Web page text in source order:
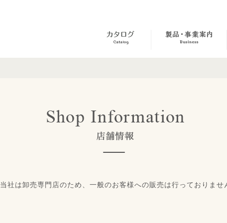
当社は卸売専門店のため、一般のお客様への販売は行っておりませ